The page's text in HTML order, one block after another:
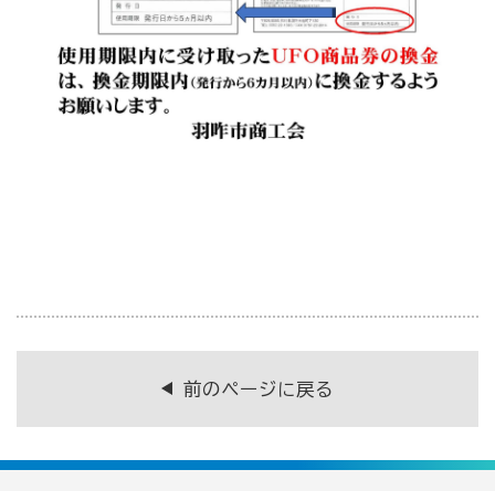
前のページに戻る
事業活動のリスクを全て備えた保険（ビジネス総合保
情報漏えいリスクの備えに（情報漏えい保険）
リテールマーケティング（販売士）検定試験